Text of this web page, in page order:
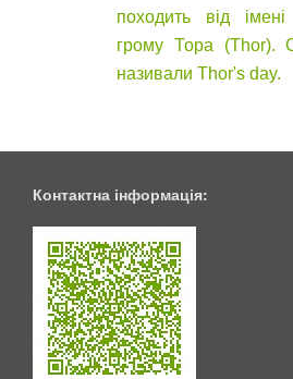
походить від
грому Тора (Thor).
називали Thor's day.
Контактна інформація: